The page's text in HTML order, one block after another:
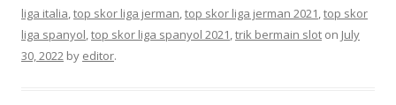
liga italia,top skor liga jerman,top skor liga jerman 2021,top skor
liga spanyol,top skor liga spanyol 2021,trik bermain slot on July
30, 2022 by editor.